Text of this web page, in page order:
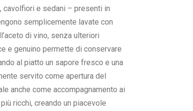
cavolfiori e sedani – presenti in
semplicemente lavate con
di vino, senza ulteriori
e genuino permette di conservare
al piatto un sapore fresco e una
servito come apertura del
anche come accompagnamento ai
ricchi, creando un piacevole